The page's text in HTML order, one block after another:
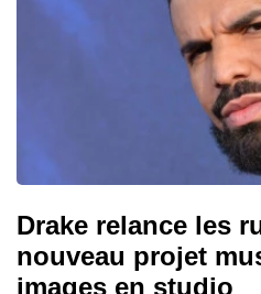
Drake relance les
nouveau projet
images en studio